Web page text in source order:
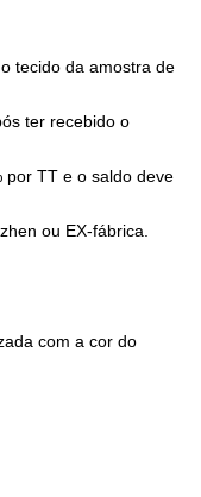
tecido da amostra de
ter recebido o
por TT e o saldo deve
ou EX-fábrica.
com a cor do